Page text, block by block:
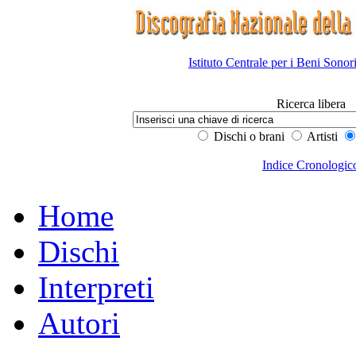
Istituto Centrale per i Beni
Ricerca libera
Dischi o brani Artisti
Indice
Home
Dischi
Interpreti
Autori